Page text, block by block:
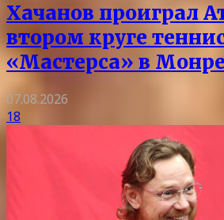
Хачанов проиграл
втором круге
«Мастерса» в
07.08.2026
18